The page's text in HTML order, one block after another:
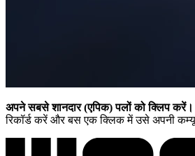
अपने सबसे शानदार (एपिक) पलों को क्लिप करें।
रिकॉर्ड करें और बस एक क्लिक में उसे अपनी